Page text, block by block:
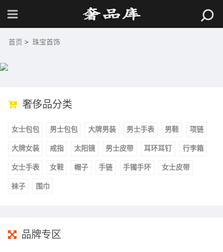
首页 > 珠宝首饰
奢侈品分类
女士包包 男士包包 大牌男装 男士手表 男鞋 项链
大牌女装 戒指 太阳镜 男士皮带 耳环耳钉 行李箱
女士手表 女鞋 帽子 手链 手镯手环 女士皮带
袜子 围巾
品牌专区